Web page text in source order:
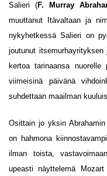
Salieri (F. Murray
muuttanut Itävaltaan ja
nykyhetkessä Salieri on
joutunut
kertoa tarinaansa
viimeisinä päivänä
suhdettaan maailman
Osittain jo yksin
on hahmona
ilman toista,
upeasti näyttelemä